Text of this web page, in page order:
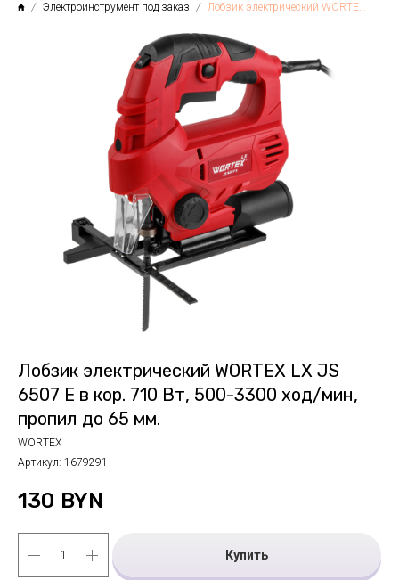
Электроинструмент под заказ Лобзик электрический WORTEX LX JS 6507 E в кор. 710 Вт, 500-3300 ход/мин, пропил до 65 мм.
Лобзик электрический WORTEX LX JS
6507 E в кор. 710 Вт, 500-3300 ход/мин,
пропил до 65 мм.
WORTEX
Артикул: 1679291
130 BYN
Купить